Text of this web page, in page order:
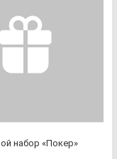
на­бор «Покер»